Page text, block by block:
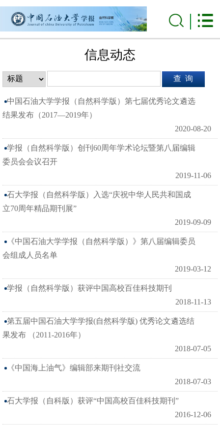
信息动态
中国石油大学学报（自然科学版）第七届优秀论文遴选
结果发布（2017—2019年）
2020-08-20
学报（自然科学版）创刊60周年学术论坛暨第八届编辑
委员会会议召开
2019-11-06
石大学报（自然科学版）入选“庆祝中华人民共和国成
立70周年精品期刊展”
2019-09-09
《中国石油大学学报（自然科学版）》第八届编辑委员
会组成人员名单
2019-03-12
学报（自然科学版）获评中国高校百佳科技期刊
2018-11-13
第五届中国石油大学学报(自然科学版) 优秀论文遴选结
果发布 （2011-2016年）
2018-07-05
《中国海上油气》编辑部来期刊社交流
2018-07-03
石大学报（自科版）获评“中国高校百佳科技期刊”
2016-12-06